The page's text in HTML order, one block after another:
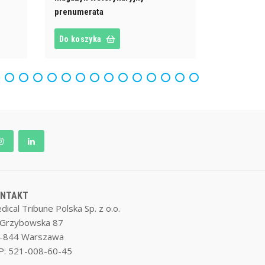
prenumerata
Do koszyka
Tribune Polska Sp. z o.o.
87
844 Warszawa
521-008-60-45